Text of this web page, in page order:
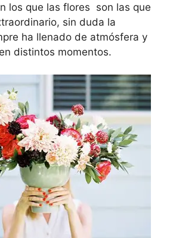
los que las flores son las que
sin duda la
ha llenado de atmósfera y
distintos momentos.